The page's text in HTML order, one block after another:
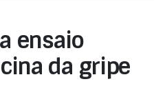
ensaio
da gripe